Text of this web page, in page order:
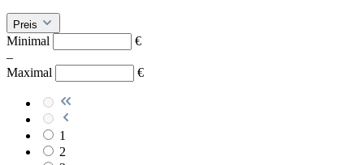
Preis
Minimal
€
–
Maximal
€
1
2